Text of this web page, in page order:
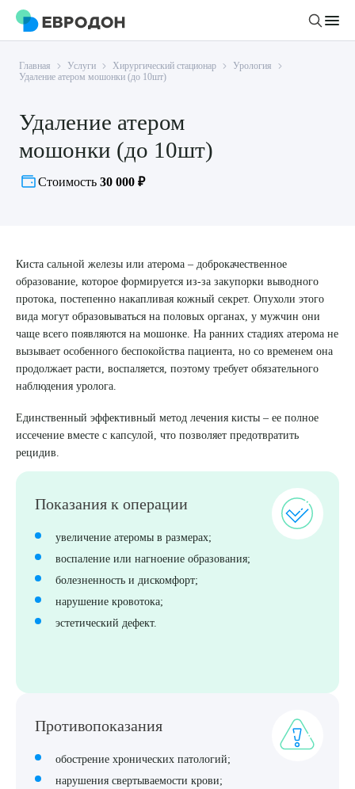
Личный кабинет
О компании
Новости
Статьи
Правовая информация
Политика конфиденциальности
Пользовательское соглашение
Инструментальная диагностика
Хирургический стационар
Подготовка к анализам
Подготовка к диагностике
ДМС
Акции
Филиалы
ЗАКАЗАТЬ ЗВОНОК
Главная Услуги Хирургический стационар
Урология
Удаление атером мошонки (до 10шт)
Удаление атером
мошонки (до 10шт)
Стоимость 30 000 ₽
Киста сальной железы или атерома – доброкачественное
образование, которое формируется из-за закупорки выводного
протока, постепенно накапливая кожный секрет. Опухоли этого
вида могут образовываться на половых органах, у мужчин они
чаще всего появляются на мошонке. На ранних стадиях атерома не
вызывает особенного беспокойства пациента, но со временем она
продолжает расти, воспаляется, поэтому требует обязательного
наблюдения уролога.
Единственный эффективный метод лечения кисты – ее полное
иссечение вместе с капсулой, что позволяет предотвратить
рецидив.
Показания к операции
увеличение атеромы в размерах;
воспаление или нагноение образования;
болезненность и дискомфорт;
нарушение кровотока;
эстетический дефект.
Противопоказания
обострение хронических патологий;
нарушения свертываемости крови;